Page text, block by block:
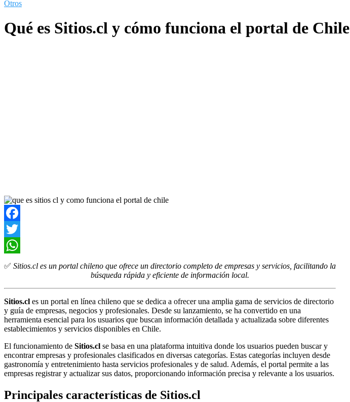
Otros
Qué es Sitios.cl y cómo funciona el portal de Chile
Facebook
Twitter
WhatsApp
✅Sitios.cl es un portal chileno que ofrece un directorio completo de empresas y servicios, facilitando la
búsqueda rápida y eficiente de información local.
Sitios.cl es un portal en línea chileno que se dedica a ofrecer una amplia gama de servicios de directorio
y guía de empresas, negocios y profesionales. Desde su lanzamiento, se ha convertido en una
herramienta esencial para los usuarios que buscan información detallada y actualizada sobre diferentes
establecimientos y servicios disponibles en Chile.
El funcionamiento de Sitios.cl se basa en una plataforma intuitiva donde los usuarios pueden buscar y
encontrar empresas y profesionales clasificados en diversas categorías. Estas categorías incluyen desde
gastronomía y entretenimiento hasta servicios profesionales y de salud. Además, el portal permite a las
empresas registrar y actualizar sus datos, proporcionando información precisa y relevante a los usuarios.
Principales características de Sitios.cl